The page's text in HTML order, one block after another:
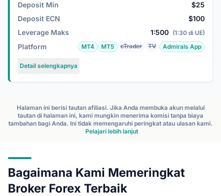
Deposit Min
$25
Deposit ECN
$100
Leverage Maks
1:500 (1:30 di UE)
Platform MT4 MT5 cTrader TV Admirals App
Detail selengkapnya
Halaman ini berisi tautan afiliasi. Jika Anda membuka akun melalui
tautan di halaman ini, kami mungkin menerima komisi tanpa biaya
tambahan bagi Anda. Ini tidak memengaruhi peringkat atau ulasan kami.
Pelajari lebih lanjut
Bagaimana Kami Memeringkat
Broker Forex Terbaik